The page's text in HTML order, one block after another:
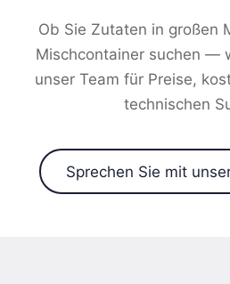
Ob Sie Zutaten in großen
Mischcontainer suchen —
unser Team für Preise,
technischen
Sprechen Sie mit